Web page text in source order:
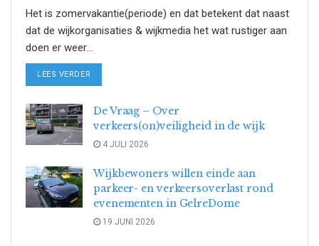
Het is zomervakantie(periode) en dat betekent dat naast
dat de wijkorganisaties & wijkmedia het wat rustiger aan
doen er weer...
LEES VERDER
De Vraag – Over
verkeers(on)veiligheid in de wijk
4 JULI 2026
Wijkbewoners willen einde aan
parkeer- en verkeersoverlast rond
evenementen in GelreDome
19 JUNI 2026